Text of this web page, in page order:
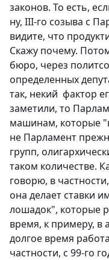
законов. То есть,
ну, III-го созыва с
видите, что
Скажу почему.
бюро, через
определенных
так, некий фактор
заметили, то
машинам, которые
не Парламент
групп,
таком количестве.
говорю, в
она делает ставки
лошадок", которые
время, к примеру, в
долгое время
частности, с 99-го